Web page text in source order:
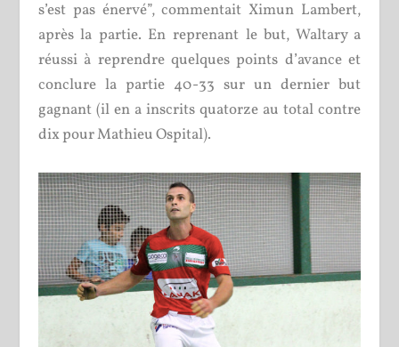
s’est pas énervé”, commentait Ximun Lambert,
après la partie. En reprenant le but, Waltary a
réussi à reprendre quelques points d’avance et
conclure la partie 40-33 sur un dernier but
gagnant (il en a inscrits quatorze au total contre
dix pour Mathieu Ospital).